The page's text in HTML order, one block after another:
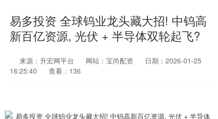
易多投资 全球钨业龙头藏大招! 中钨高
新百亿资源, 光伏 + 半导体双轮起飞?
来源：升宏网平台 网站：宝尚配资
日期：2026-01-25
16:25:40
查看：136